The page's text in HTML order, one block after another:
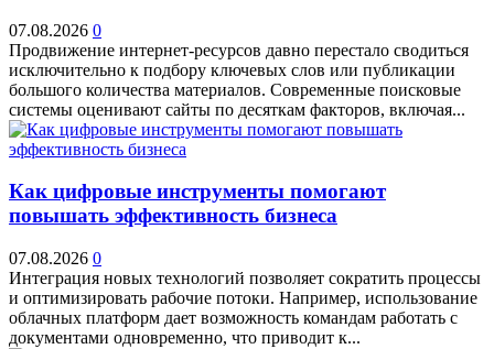
07.08.2026 0
Продвижение интернет-ресурсов давно перестало сводиться
исключительно к подбору ключевых слов или публикации
большого количества материалов. Современные поисковые
системы оценивают сайты по десяткам факторов, включая...
Как цифровые инструменты помогают
повышать эффективность бизнеса
07.08.2026 0
Интеграция новых технологий позволяет сократить процессы
и оптимизировать рабочие потоки. Например, использование
облачных платформ дает возможность командам работать с
документами одновременно, что приводит к...